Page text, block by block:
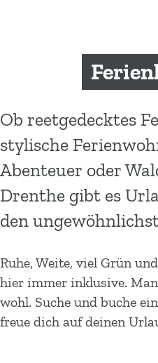
a
g
e
Ob reetgedecktes
stylische
Abenteuer oder
Drenthe gibt es
den
Ruhe, Weite, viel Grün
hier immer inklusive.
wohl. Suche und buche
freue dich auf deinen